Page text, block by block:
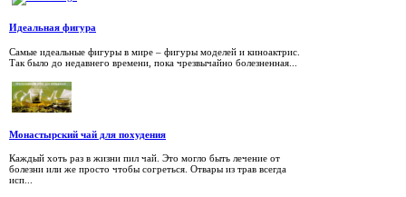
Идеальная фигура
Самые идеальные фигуры в мире – фигуры моделей и киноактрис.
Так было до недавнего времени, пока чрезвычайно болезненная...
Монастырский чай для похудения
Каждый хоть раз в жизни пил чай. Это могло быть лечение от
болезни или же просто чтобы согреться. Отвары из трав всегда
исп...